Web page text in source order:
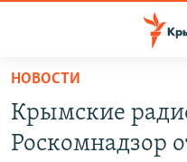
Вернуться
основному
содержанию
СПЕЦПРОЕКТЫ
НОВОСТИ
Крымские
Роскомнадзор